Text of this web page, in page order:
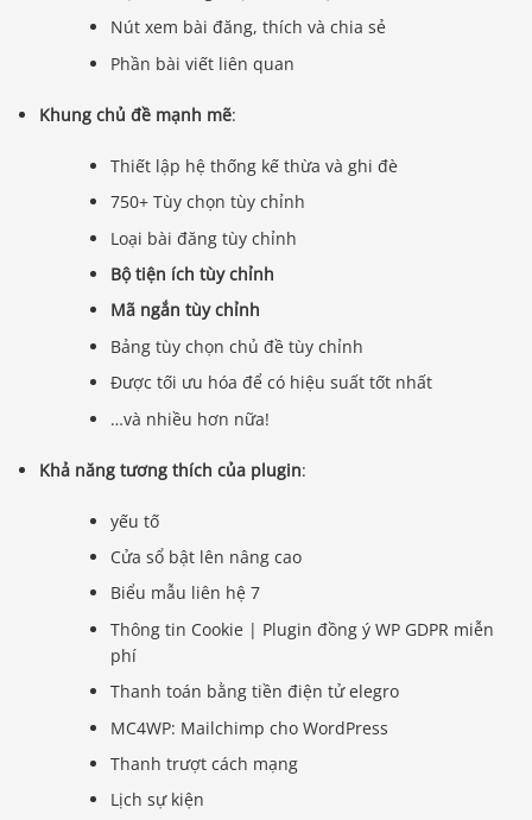
Nút xem bài đăng, thích và chia sẻ
Phần bài viết liên quan
Khung chủ đề mạnh mẽ:
Thiết lập hệ thống kế thừa và ghi đè
750+ Tùy chọn tùy chỉnh
Loại bài đăng tùy chỉnh
Bộ tiện ích tùy chỉnh
Mã ngắn tùy chỉnh
Bảng tùy chọn chủ đề tùy chỉnh
Được tối ưu hóa để có hiệu suất tốt nhất
…và nhiều hơn nữa!
Khả năng tương thích của plugin:
yếu tố
Cửa sổ bật lên nâng cao
Biểu mẫu liên hệ 7
Thông tin Cookie | Plugin đồng ý WP GDPR miễn
phí
Thanh toán bằng tiền điện tử elegro
MC4WP: Mailchimp cho WordPress
Thanh trượt cách mạng
Lịch sự kiện